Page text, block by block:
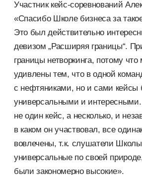
Участник кейс-соревнований
«Спасибо Школе бизнеса за
Это был действительно
девизом „Расширяя границы“.
границы нетворкинга, потому
удивлены тем, что в одной
с нефтяниками, но и сами кейсы
универсальными и
не один кейс, а несколько, и
в каком он участвовал, все
вовлечены, т.к. слушатели
универсальные по своей
были закономерно высокие».